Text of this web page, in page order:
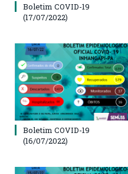
Boletim COVID-19
(17/07/2022)
Boletim COVID-19
(16/07/2022)